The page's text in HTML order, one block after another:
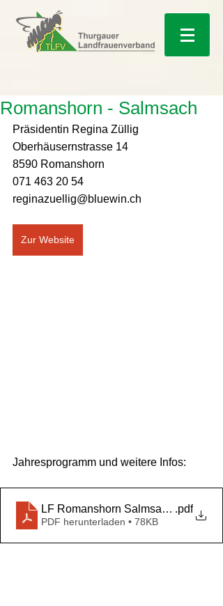
Romanshorn - Salmsach
Präsidentin Regina Züllig
Oberhäusernstrasse 14
8590 Romanshorn
071 463 20 54
reginazuellig@bluewin.ch
Zur Website
Jahresprogramm und weitere Infos:
LF Romanshorn Salmsach .pdf
PDF herunterladen • 78KB